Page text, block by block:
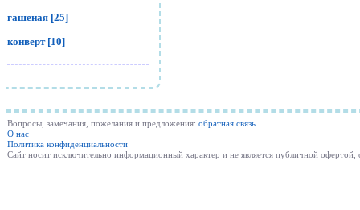
гашеная [25]
конверт [10]
Вопросы, замечания, пожелания и предложения: обратная связь
О нас
Политика конфиденциальности
Cайт носит исключительно информационный характер и не является публичной